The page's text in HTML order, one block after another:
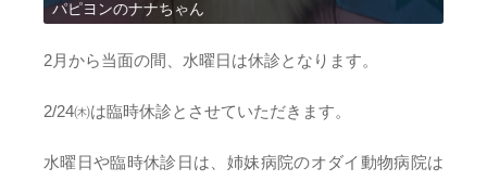
パピヨンのナナちゃん
2月から当面の間、水曜日は休診となります。
2/24㈭は臨時休診とさせていただきます。
水曜日や臨時休診日は、姉妹病院のオダイ動物病院は